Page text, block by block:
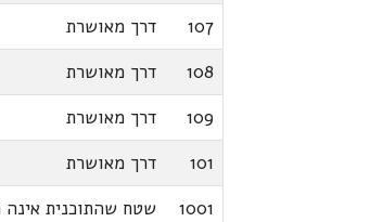
107
דרך מאושרת
108
דרך מאושרת
109
דרך מאושרת
101
דרך מאושרת
1001
שטח שהתוכנית אינה